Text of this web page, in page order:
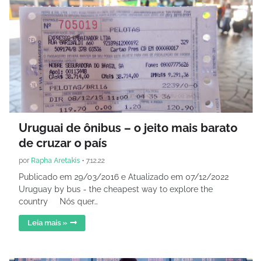
Uruguai de ônibus – o jeito mais barato
de cruzar o país
por Rapha Aretakis • 7.12.22
Publicado em 29/03/2016 e Atualizado em 07/12/2022
Uruguay by bus - the cheapest way to explore the
country Nós quer…
Leia mais »